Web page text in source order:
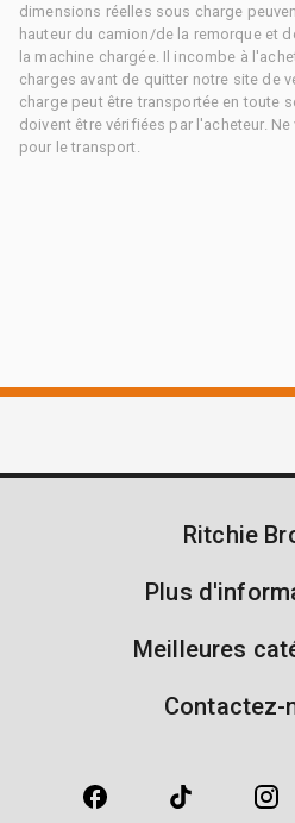
dimensions réelles sous charge
hauteur du camion/de la remorque et
la machine chargée. Il incombe à
charges avant de quitter notre site de
charge peut être transportée en toute
doivent être vérifiées par l'acheteur.
pour le transport.
Ritchie
Plus
Meilleures
Contactez-